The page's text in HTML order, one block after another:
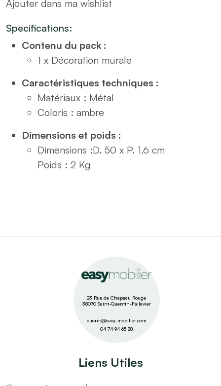
Ajouter dans ma wishlist
Specifications:
Contenu du pack :
1 x Décoration murale
Caractéristiques techniques :
Matériaux : Métal
Coloris : ambre
Dimensions et poids :
Dimensions :D. 50 x P. 1,6 cm
Poids : 2 Kg
23 Rue de Chapeau Rouge
38070 Saint-Quentin-Fallavier
clients@easy-mobilier.com
04 74 94 65 88
Liens Utiles